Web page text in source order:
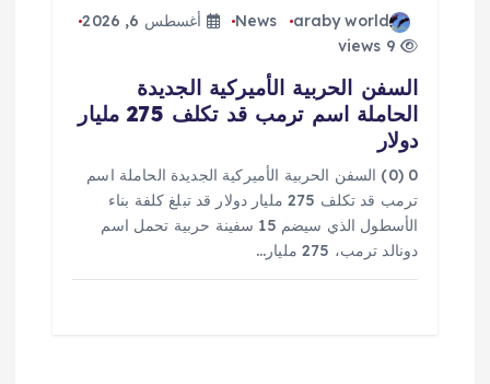
araby world
News
أغسطس 6, 2026
9 views
السفن الحربية الأميركية الجديدة
الحاملة اسم ترمب قد تكلف 275 مليار
دولار
0 (0) السفن الحربية الأميركية الجديدة الحاملة اسم
ترمب قد تكلف 275 مليار دولار قد تبلغ كلفة بناء
الأسطول الذي سيضم 15 سفينة حربية تحمل اسم
دونالد ترمب، 275 مليار…